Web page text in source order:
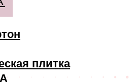
плитка